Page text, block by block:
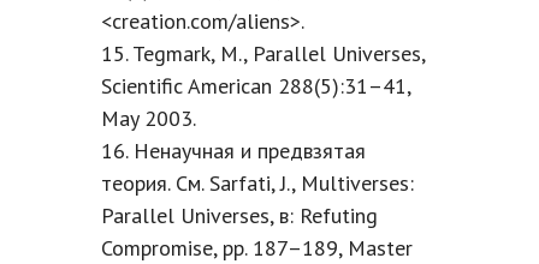
<creation.com/aliens>.
15. Tegmark, M., Parallel Universes,
Scientific American 288(5):31–41,
May 2003.
16. Ненаучная и предвзятая
теория. См. Sarfati, J., Multiverses:
Parallel Universes, в: Refuting
Compromise, pp. 187–189, Master